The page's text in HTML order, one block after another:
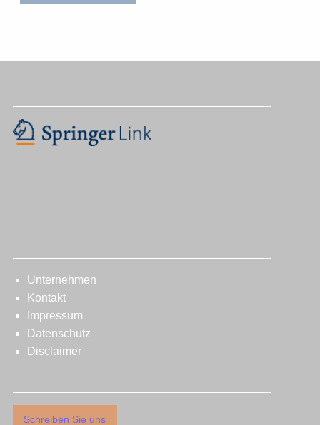
Unternehmen
Kontakt
Impressum
Datenschutz
Disclaimer
Schreiben Sie uns